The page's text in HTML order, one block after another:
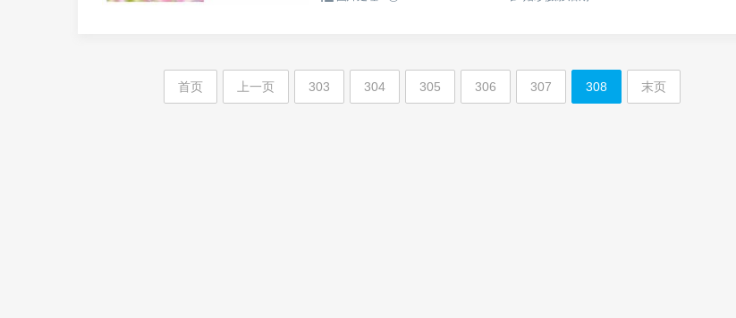
首页 上一页 303 304 305 306 307 308 末页